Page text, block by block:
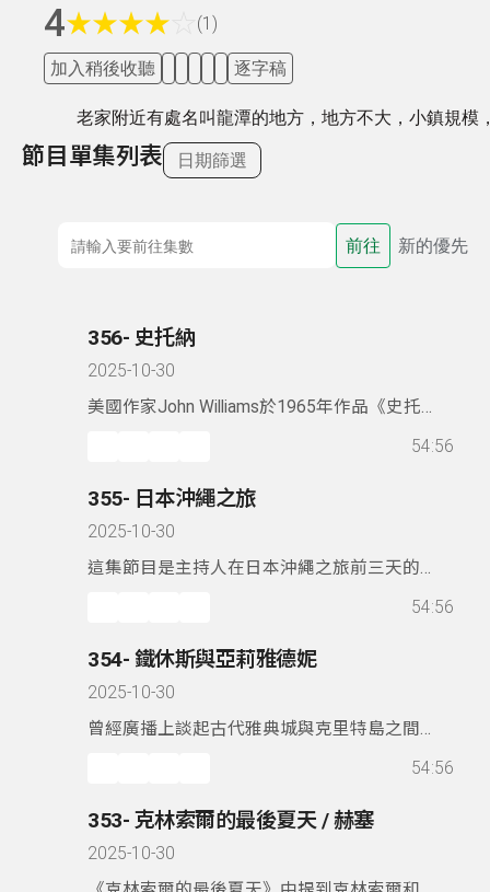
4★★★★ (1)
加入稍後收聽 逐字稿
老家附近有處名叫龍潭的地方，地方不大，小鎮規
節目單集列表 日期篩選
前往 新的優先
356- 史托納
2025-10-30
美國作家John Williams於1965年作品《史托
氣不小，文壇家喻戶曉的一本書。本集節目談
小說內容，故事的開頭。之後幾段故事的發生
讓人印象深刻。
54:56
355- 日本沖繩之旅
2025-10-30
這集節目是主持人在日本沖繩之旅前三天的旅
場既是走訪美術館，又同時享受美食與美景的
54:56
354- 鐵休斯與亞莉雅德妮
2025-10-30
曾經廣播上談起古代雅典城與克里特島之間的
在愛琴海文明時代各方面表現都強於其它地
區。於是，鐵休斯與亞莉雅德妮的故事大概說
明這段歷史，雖然當中夾帶神話，夾帶不可預
料的愛情故事。故事曲折，讓聞者不勝唏噓。
54:56
353- 克林索爾的最後夏天 / 赫塞
2025-10-30